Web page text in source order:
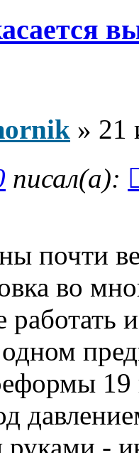
» 21
писал(а):
почти
во
работать
19
-